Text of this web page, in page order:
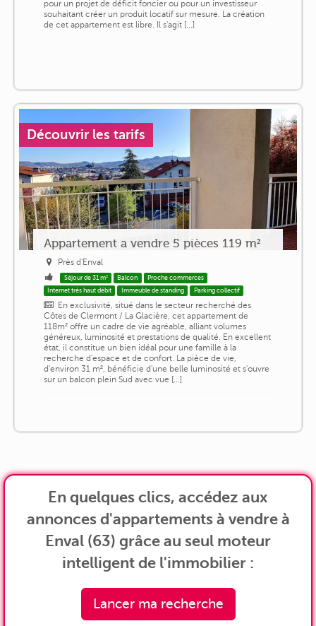
pour un projet de déficit foncier ou pour un investisseur
souhaitant créer un produit locatif sur mesure. La création
de cet appartement est libre. Il s'agit [...]
Découvrir les tarifs
Appartement a vendre 5 pièces 119 m²
Près d'Enval
Séjour de 31 m² Balcon
Proche commerces
Internet très haut débit
Immeuble de standing Parking collectif
En exclusivité, situé dans le secteur recherché des
Côtes de Clermont / La Glacière, cet appartement de
118m² offre un cadre de vie agréable, alliant volumes
généreux, luminosité et prestations de qualité. En excellent
état, il constitue un bien idéal pour une famille à la
recherche d'espace et de confort. La pièce de vie,
d'environ 31 m², bénéficie d'une belle luminosité et s'ouvre
sur un balcon plein Sud avec vue [...]
En quelques clics, accédez aux
annonces d'appartements à vendre à
Enval (63) grâce au seul moteur
intelligent de l'immobilier :
Lancer ma recherche